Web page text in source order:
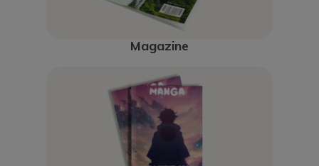
Magazine